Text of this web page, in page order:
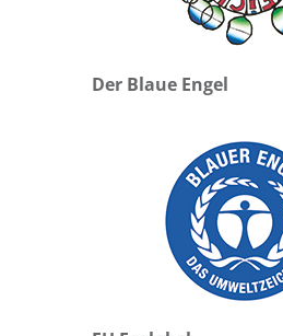
Der Blaue Engel